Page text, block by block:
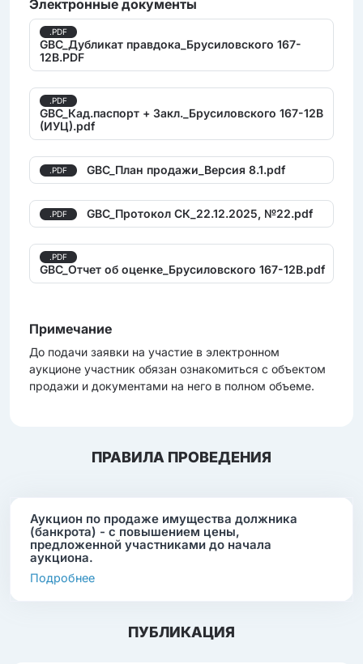
Электронные документы
.PDF
GBC_Дубликат правдока_Брусиловского 167-
12В.PDF
.PDF
GBC_Кад.паспорт + Закл._Брусиловского 167-12В
(ИУЦ).pdf
.PDF GBC_План продажи_Версия 8.1.pdf
.PDF GBC_Протокол СК_22.12.2025, №22.pdf
.PDF
GBC_Отчет об оценке_Брусиловского 167-12В.pdf
Примечание
До подачи заявки на участие в электронном
аукционе участник обязан ознакомиться с объектом
продажи и документами на него в полном объеме.
ПРАВИЛА ПРОВЕДЕНИЯ
Аукцион по продаже имущества должника
(банкрота) - с повышением цены,
предложенной участниками до начала
аукциона.
Подробнее
ПУБЛИКАЦИЯ